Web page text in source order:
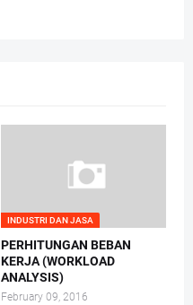
INDUSTRI DAN JASA
PERHITUNGAN BEBAN
KERJA (WORKLOAD
ANALYSIS)
February 09, 2016